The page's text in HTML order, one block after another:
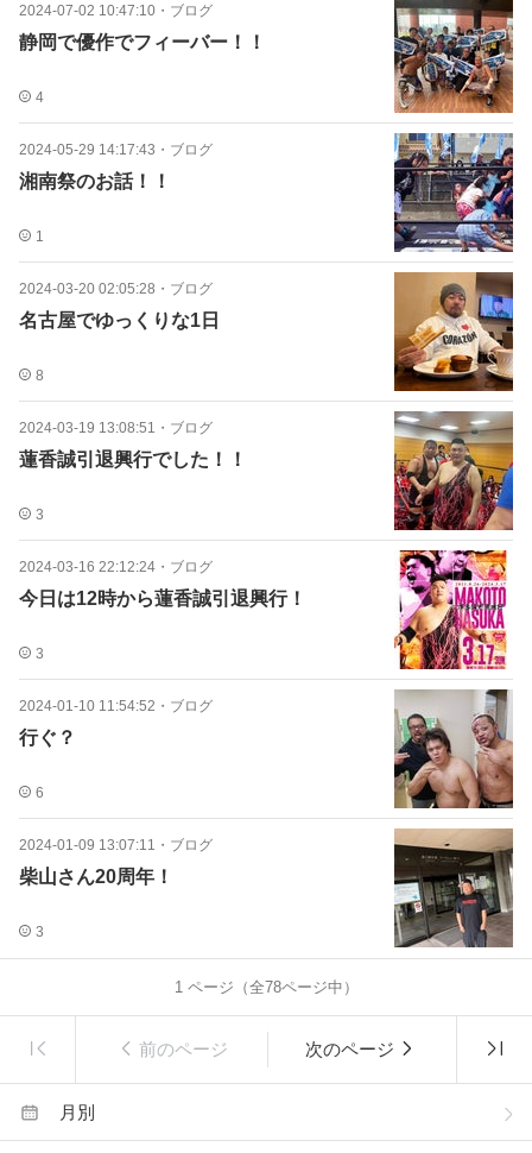
2024-07-02 10:47:10 ・ ブログ
静岡で優作でフィーバー！！
4
2024-05-29 14:17:43 ・ ブログ
湘南祭のお話！！
1
2024-03-20 02:05:28 ・ ブログ
名古屋でゆっくりな1日
8
2024-03-19 13:08:51 ・ ブログ
蓮香誠引退興行でした！！
3
2024-03-16 22:12:24 ・ ブログ
今日は12時から蓮香誠引退興行！
3
2024-01-10 11:54:52 ・ ブログ
行ぐ？
6
2024-01-09 13:07:11 ・ ブログ
柴山さん20周年！
3
1ページ（全78ページ中）
前のページ 次のページ
月別